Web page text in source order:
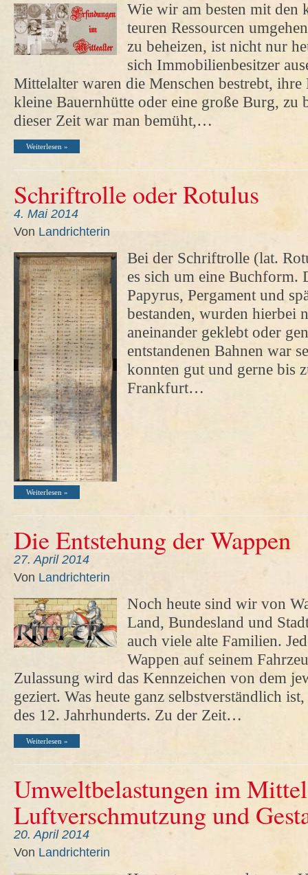
Wie wir am besten mit den
teuren Ressourcen
zu beheizen, ist nicht nur
sich Immobilienbesitzer
Mittelalter waren die Menschen bestrebt, ihre
kleine Bauernhütte oder eine große Burg, zu
dieser Zeit war man bemüht,…
Weiterlesen »
Schriftrolle oder Rotulus
4. Mai 2014
Von Landrichterin
Bei der Schriftrolle (lat.
es sich um eine Buchform.
Papyrus, Pergament und
bestanden, wurden hierbei
aneinander geklebt oder
entstandenen Bahnen war
konnten gut und gerne bis
Frankfurt…
Weiterlesen »
Die Entstehung der Wappen
27. April 2014
Von Landrichterin
Noch heute sind wir von
Land, Bundesland und
auch viele alte Familien.
Wappen auf seinem
Zulassung wird das Kennzeichen von dem
geziert. Was heute ganz selbstverständlich
des 12. Jahrhunderts. Zu der Zeit…
Weiterlesen »
Umweltbelastungen im
Luftverschmutzung und
20. April 2014
Von Landrichterin